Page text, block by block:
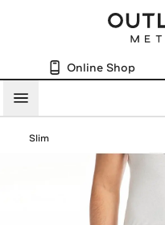
Online Shop
Menü
Slim